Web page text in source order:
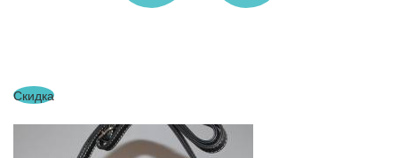
Скидка